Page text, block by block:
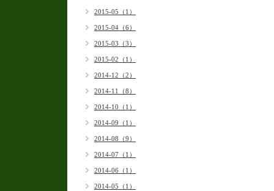
2015-05（1）
2015-04（6）
2015-03（3）
2015-02（1）
2014-12（2）
2014-11（8）
2014-10（1）
2014-09（1）
2014-08（9）
2014-07（1）
2014-06（1）
2014-05（1）